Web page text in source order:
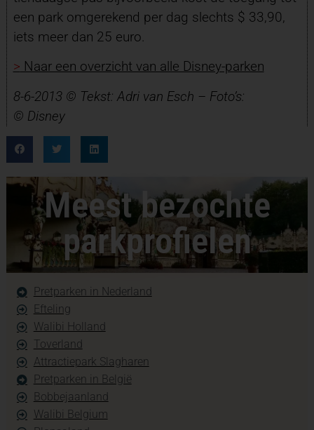
een park omgerekend per dag slechts $ 33,90,
iets meer dan 25 euro.
> Naar een overzicht van alle Disney-parken
8-6-2013 © Tekst: Adri van Esch – Foto’s:
© Disney
Meest bezochte
parkprofielen
Pretparken in Nederland
Efteling
Walibi Holland
Toverland
Attractiepark Slagharen
Pretparken in België
Bobbejaanland
Walibi Belgium